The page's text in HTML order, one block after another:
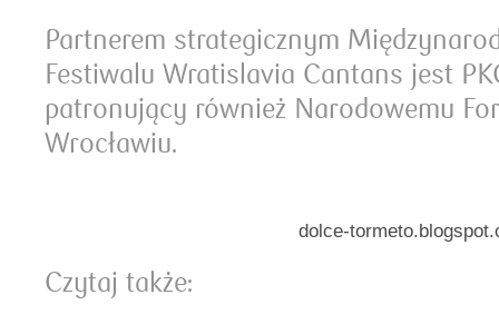
Partnerem strategicznym
Festiwalu Wratislavia Cantans jest
patronujący również Narodowemu
Wrocławiu.
dolce-
Czytaj także: